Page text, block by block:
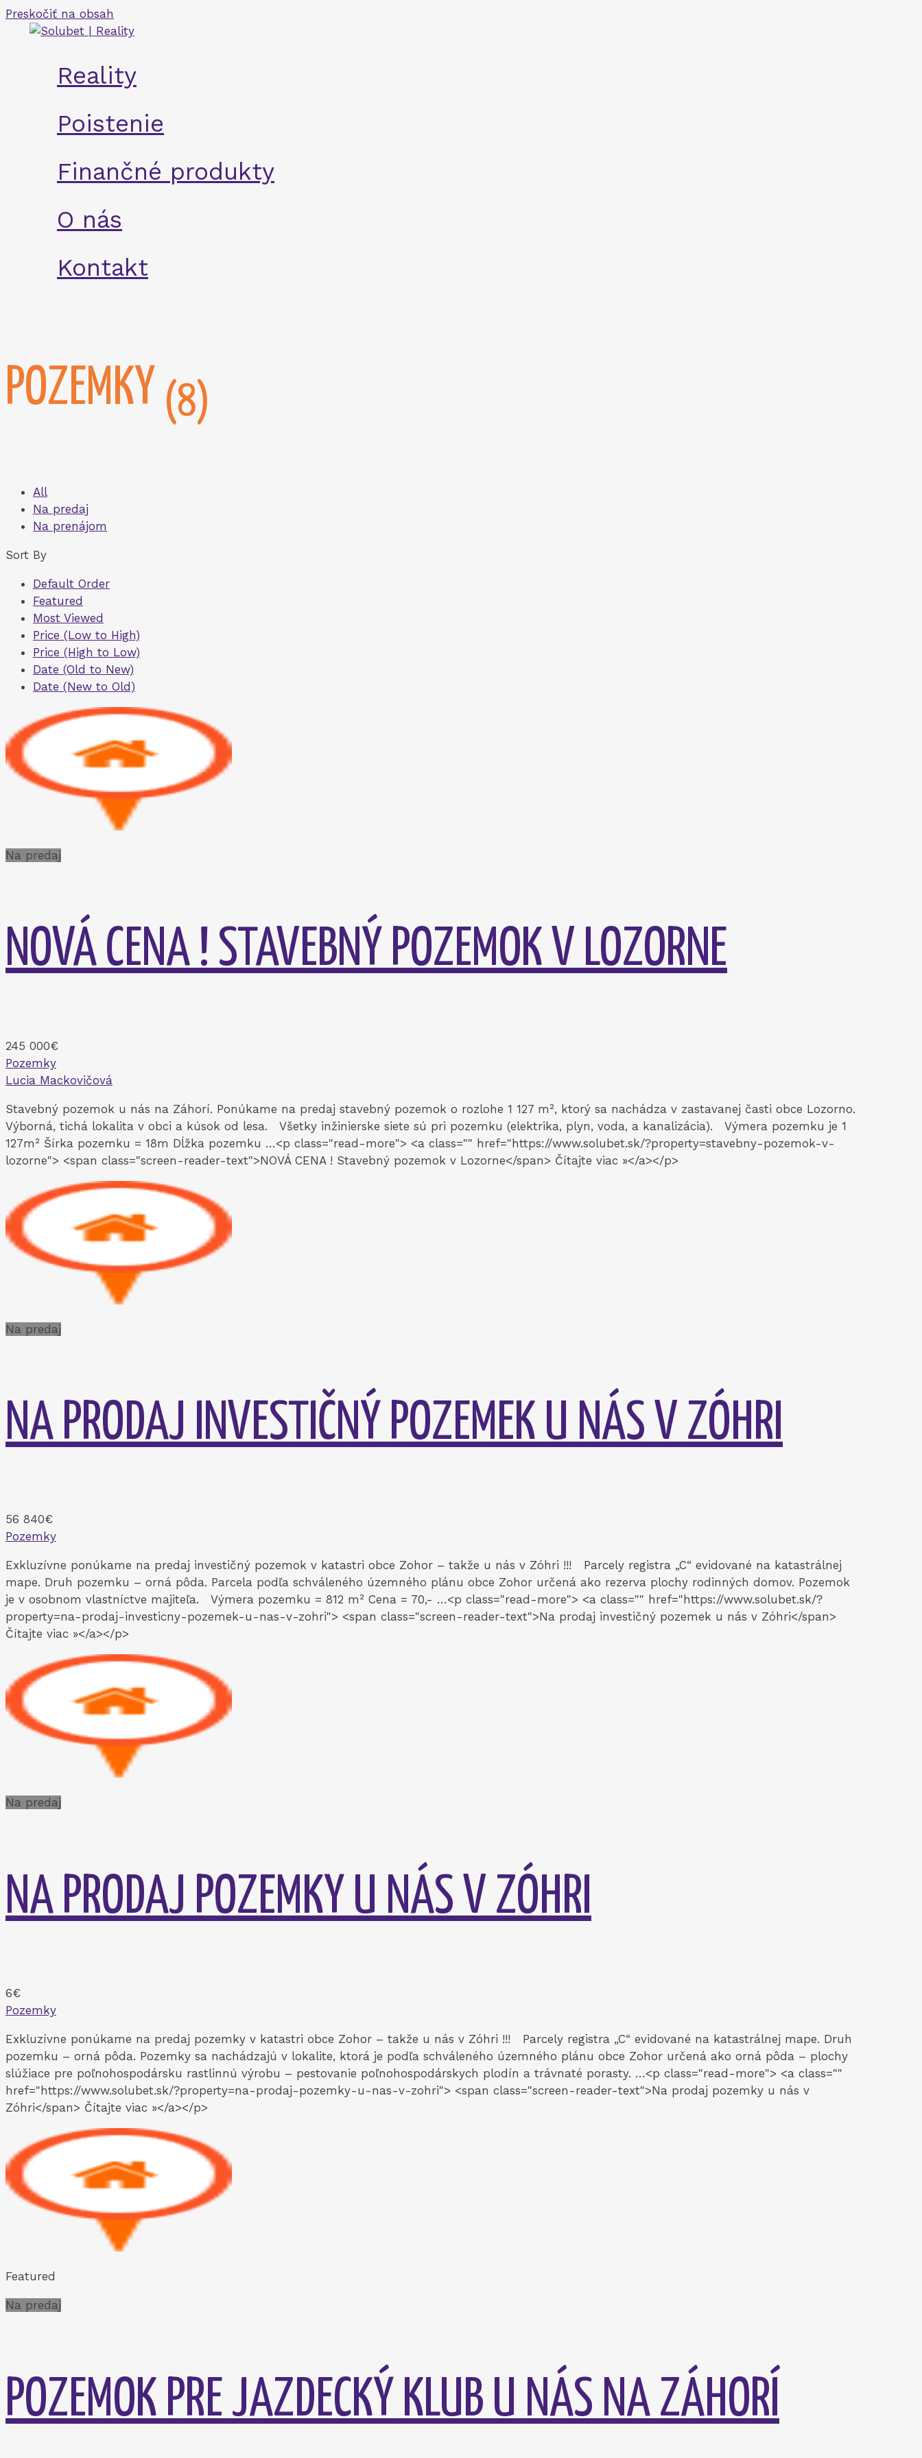
Preskočiť na obsah
Reality
Poistenie
Finančné produkty
O nás
Kontakt
POZEMKY (8)
All
Na predaj
Na prenájom
Sort By
Default Order
Featured
Most Viewed
Price (Low to High)
Price (High to Low)
Date (Old to New)
Date (New to Old)
Na predaj
NOVÁ CENA ! STAVEBNÝ POZEMOK V LOZORNE
245 000€
Pozemky
Lucia Mackovičová
Stavebný pozemok u nás na Záhorí. Ponúkame na predaj stavebný pozemok o rozlohe 1 127 m², ktorý sa nachádza v zastavanej časti obce Lozorno.
Výborná, tichá lokalita v obci a kúsok od lesa. Všetky inžinierske siete sú pri pozemku (elektrika, plyn, voda, a kanalizácia). Výmera pozemku je 1
127m² Šírka pozemku = 18m Dĺžka pozemku …<p class="read-more"> <a class="" href="https://www.solubet.sk/?property=stavebny-pozemok-v-
lozorne"> <span class="screen-reader-text">NOVÁ CENA ! Stavebný pozemok v Lozorne</span> Čítajte viac »</a></p>
Na predaj
NA PRODAJ INVESTIČNÝ POZEMEK U NÁS V ZÓHRI
56 840€
Pozemky
Exkluzívne ponúkame na predaj investičný pozemok v katastri obce Zohor – takže u nás v Zóhri !!! Parcely registra „C“ evidované na katastrálnej
mape. Druh pozemku – orná pôda. Parcela podľa schváleného územného plánu obce Zohor určená ako rezerva plochy rodinných domov. Pozemok
je v osobnom vlastníctve majiteľa. Výmera pozemku = 812 m² Cena = 70,- …<p class="read-more"> <a class="" href="https://www.solubet.sk/?
property=na-prodaj-investicny-pozemek-u-nas-v-zohri"> <span class="screen-reader-text">Na prodaj investičný pozemek u nás v Zóhri</span>
Čítajte viac »</a></p>
Na predaj
NA PRODAJ POZEMKY U NÁS V ZÓHRI
6€
Pozemky
Exkluzívne ponúkame na predaj pozemky v katastri obce Zohor – takže u nás v Zóhri !!! Parcely registra „C“ evidované na katastrálnej mape. Druh
pozemku – orná pôda. Pozemky sa nachádzajú v lokalite, ktorá je podľa schváleného územného plánu obce Zohor určená ako orná pôda – plochy
slúžiace pre poľnohospodársku rastlinnú výrobu – pestovanie poľnohospodárskych plodín a trávnaté porasty. …<p class="read-more"> <a class=""
href="https://www.solubet.sk/?property=na-prodaj-pozemky-u-nas-v-zohri"> <span class="screen-reader-text">Na prodaj pozemky u nás v
Zóhri</span> Čítajte viac »</a></p>
Featured
Na predaj
POZEMOK PRE JAZDECKÝ KLUB U NÁS NA ZÁHORÍ